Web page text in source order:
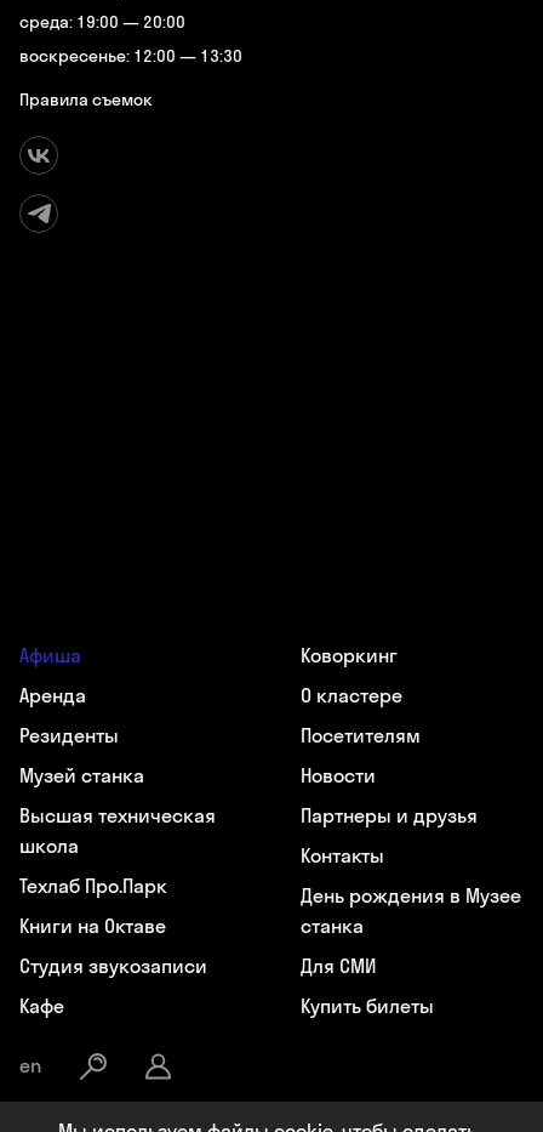
среда: 19:00 — 20:00
воскресенье: 12:00 — 13:30
Правила съемок
Афиша
Аренда
Резиденты
Музей станка
Высшая техническая
школа
Техлаб Про.Парк
Книги на Октаве
Студия звукозаписи
Кафе
Коворкинг
О кластере
Посетителям
Новости
Партнеры и друзья
Контакты
День рождения в Музее
станка
Для СМИ
Купить билеты
en